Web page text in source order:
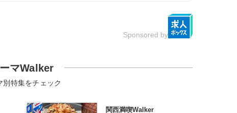
Sponsored by
マWalker
別特集をチェック
関西満喫Walker